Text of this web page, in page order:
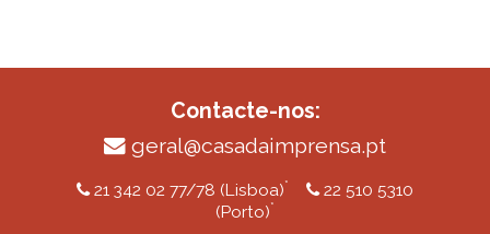
Contacte-nos:
geral@casadaimprensa.pt
21 342 02 77/78 (Lisboa)*
22 510 5310
(Porto)*